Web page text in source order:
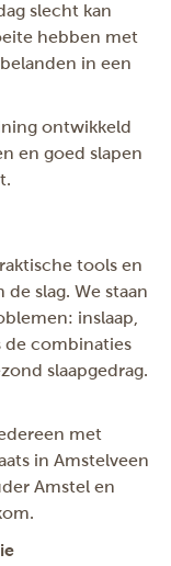
slecht kan
hebben met
in een
ontwikkeld
en goed slapen
tools en
slag. We staan
inslaap,
de combinaties
slaapgedrag.
met
in Amstelveen
Amstel en